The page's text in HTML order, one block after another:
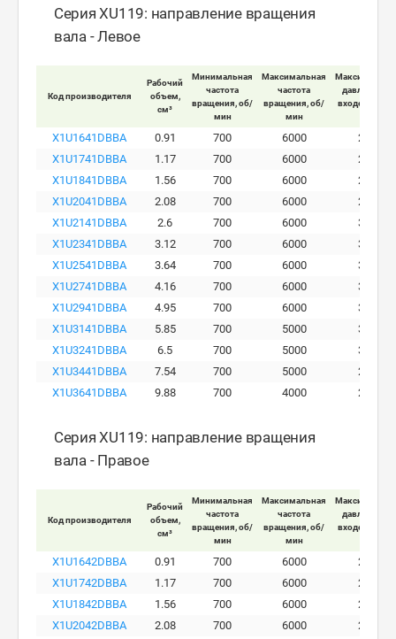
Серия XU119: направление вращения
вала - Левое
Код производителя
Рабочий
объем,
см³
Минимальная
частота
вращения, об/
мин
Максимальная
частота
вращения, об/
мин
давление на
входе
X1U1641DBBA 0.91 700 6000
280
X1U1741DBBA
1.17 700 6000
290
X1U1841DBBA
1.56 700 6000
290
X1U2041DBBA
2.08 700 6000
290
X1U2141DBBA
2.6 700 6000
300
X1U2341DBBA
3.12 700 6000
300
X1U2541DBBA
3.64 700 6000
300
X1U2741DBBA
4.16 700 6000
300
X1U2941DBBA
4.95 700 6000
300
X1U3141DBBA
5.85 700 5000
300
X1U3241DBBA
6.5 700 5000
300
X1U3441DBBA
7.54 700 5000
260
X1U3641DBBA
9.88 700 4000 230
Серия XU119: направление вращения
вала - Правое
Код производителя
Рабочий
объем,
см³
Минимальная
частота
вращения, об/
мин
Максимальная
частота
вращения, об/
мин
давление на
входе
X1U1642DBBA 0.91 700 6000
280
X1U1742DBBA
1.17 700 6000
290
X1U1842DBBA
1.56 700 6000
290
X1U2042DBBA
2.08 700 6000
290